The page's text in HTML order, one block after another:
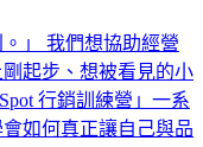
」 我們想協助經營
起步、想被看見的小
行銷訓練營」一系
如何真正讓自己與品